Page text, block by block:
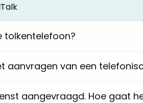
tolkentelefoon?
aanvragen van een
aangevraagd. Hoe gaat